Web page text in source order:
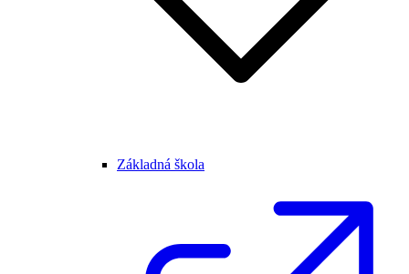
Základná škola